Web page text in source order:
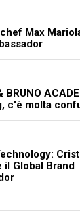
Max
BRUNO
c'è molta
il Global Brand